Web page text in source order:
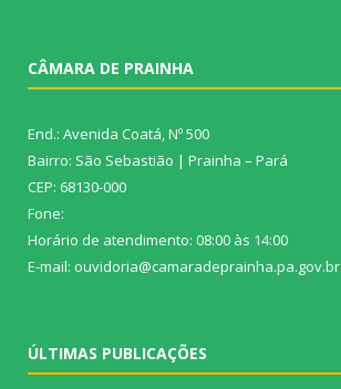
CÂMARA DE PRAINHA
End.: Avenida Coatá, Nº 500
Bairro: São Sebastião | Prainha – Pará
CEP: 68130-000
Fone:
Horário de atendimento: 08:00 às 14:00
E-mail: ouvidoria@camaradeprainha.pa.gov.br
ÚLTIMAS PUBLICAÇÕES